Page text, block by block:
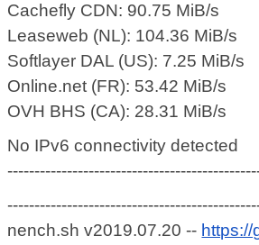
Cachefly CDN: 90.75 MiB/s
Leaseweb (NL): 104.36 MiB/s
Softlayer DAL (US): 7.25 MiB/s
Online.net (FR): 53.42 MiB/s
OVH BHS (CA): 28.31 MiB/s
No IPv6 connectivity detected
nench.sh v2019.07.20 --